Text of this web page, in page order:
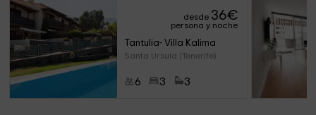
desde 36€
persona y noche
Tantulia- Villa Kalima
Santa Ursula (Tenerife)
6 3 3